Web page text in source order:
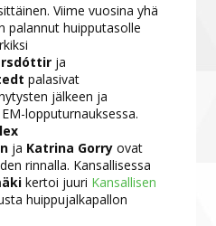
Viime vuosina yhä
palannut huipputasolle
ja
palasivat
jälkeen ja
lopputurnauksessa.
ja Katrina Gorry ovat
rinnalla. Kansallisessa
kertoi juuri Kansallisen
huippujalkapallon